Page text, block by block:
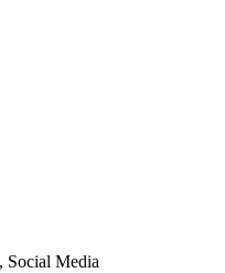
Social Media